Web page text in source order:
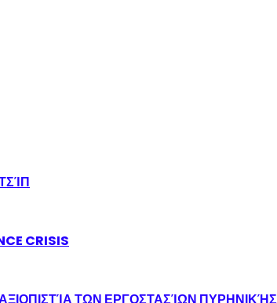
CRISIS
ΤΩΝ ΕΡΓΟΣΤΑΣΊΩΝ